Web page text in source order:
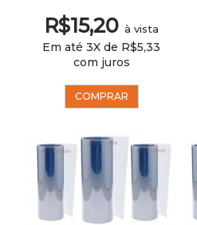
R$15,20 à vista
Em até 3X de R$5,33
com juros
COMPRAR